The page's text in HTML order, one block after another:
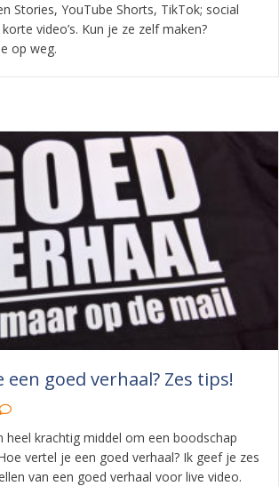
Stories, YouTube Shorts, TikTok; social
video’s. Kun je ze zelf maken?
op weg.
een goed verhaal? Zes tips!
heel krachtig middel om een boodschap
vertel je een goed verhaal? Ik geef je zes
van een goed verhaal voor live video.